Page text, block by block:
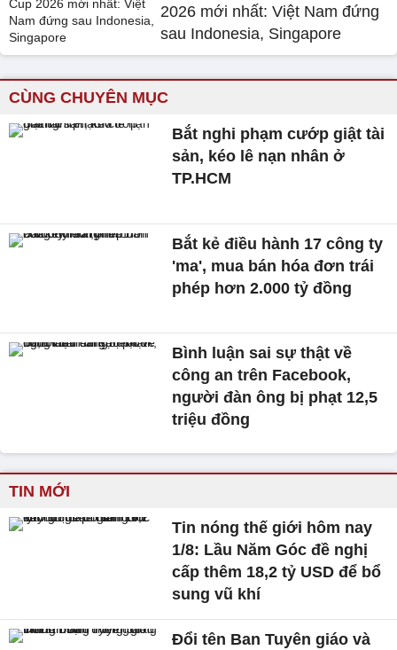
2026 mới nhất: Việt Nam đứng
sau Indonesia, Singapore
CÙNG CHUYÊN MỤC
Bắt nghi phạm cướp giật tài
sản, kéo lê nạn nhân ở
TP.HCM
Bắt kẻ điều hành 17 công ty
'ma', mua bán hóa đơn trái
phép hơn 2.000 tỷ đồng
Bình luận sai sự thật về
công an trên Facebook,
người đàn ông bị phạt 12,5
triệu đồng
TIN MỚI
Tin nóng thế giới hôm nay
1/8: Lầu Năm Góc đề nghị
cấp thêm 18,2 tỷ USD để bổ
sung vũ khí
Đổi tên Ban Tuyên giáo và